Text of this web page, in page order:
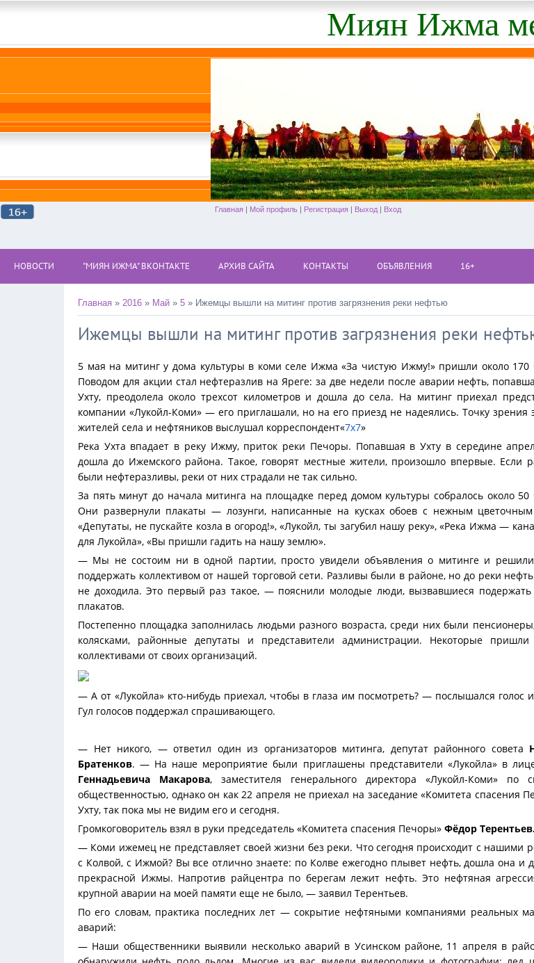
Миян Ижма
Главная | Мой профиль | Регистрация | Выход | Вход
НОВОСТИ "МИЯН ИЖМА" ВКОНТАКТЕ АРХИВ САЙТА КОНТАКТЫ ОБЪЯВЛЕНИЯ 16+
Главная » 2016 » Май » 5 » Ижемцы вышли на митинг против загрязнения реки нефтью
Ижемцы вышли на митинг против загрязнения реки
5 мая на митинг у дома культуры в коми селе Ижма «За чистую Ижму!» пришли около 170
Поводом для акции стал нефтеразлив на Яреге: за две недели после аварии нефть,
Ухту, преодолела около трехсот километров и дошла до села. На митинг приехал
компании «Лукойл-Коми» — его приглашали, но на его приезд не надеялись. Точку зрения
жителей села и нефтяников выслушал корреспондент«7x7»
Река Ухта впадает в реку Ижму, приток реки Печоры. Попавшая в Ухту в середине
дошла до Ижемского района. Такое, говорят местные жители, произошло впервые. Если
были нефтеразливы, реки от них страдали не так сильно.
За пять минут до начала митинга на площадке перед домом культуры собралось около 50
Они развернули плакаты — лозунги, написанные на кусках обоев с нежным цветочным
«Депутаты, не пускайте козла в огород!», «Лукойл, ты загубил нашу реку», «Река Ижма —
для Лукойла», «Вы пришли гадить на нашу землю».
— Мы не состоим ни в одной партии, просто увидели объявления о митинге и
поддержать коллективом от нашей торговой сети. Разливы были в районе, но до реки
не доходила. Это первый раз такое, — пояснили молодые люди, вызвавшиеся
плакатов.
Постепенно площадка заполнилась людьми разного возраста, среди них были
колясками, районные депутаты и представители администрации. Некоторые
коллективами от своих организаций.
— А от «Лукойла» кто-нибудь приехал, чтобы в глаза им посмотреть? — послышался голос
Гул голосов поддержал спрашивающего.
— Нет никого, — ответил один из организаторов митинга, депутат районного совета
Братенков. — На наше мероприятие были приглашены представители «Лукойла» в
Геннадьевича Макарова, заместителя генерального директора «Лукойл-Коми» по
общественностью, однако он как 22 апреля не приехал на заседание «Комитета спасения
Ухту, так пока мы не видим его и сегодня.
Громкоговоритель взял в руки председатель «Комитета спасения Печоры» Фёдор Терентьев
— Коми ижемец не представляет своей жизни без реки. Что сегодня происходит с нашими
с Колвой, с Ижмой? Вы все отлично знаете: по Колве ежегодно плывет нефть, дошла она и
прекрасной Ижмы. Напротив райцентра по берегам лежит нефть. Это нефтяная
крупной аварии на моей памяти еще не было, — заявил Терентьев.
По его словам, практика последних лет — сокрытие нефтяными компаниями реальных
аварий:
— Наши общественники выявили несколько аварий в Усинском районе, 11 апреля в